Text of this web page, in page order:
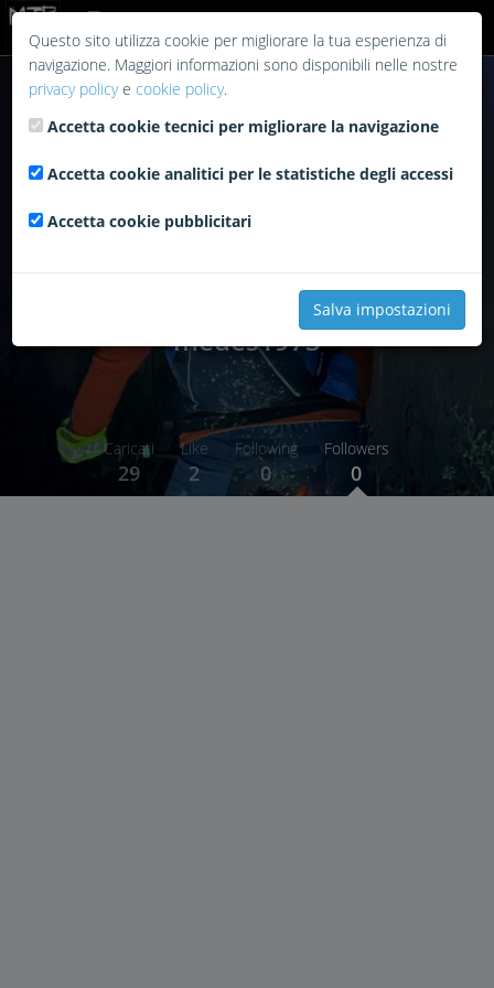
medes1973
Caricati
29
Like
2
Following
0
Followers
0
Questo sito utilizza cookie per migliorare la tua esperienza di
navigazione. Maggiori informazioni sono disponibili nelle nostre
privacy policye cookie policy.
Accetta cookie tecnici per migliorare la navigazione
Accetta cookie analitici per le statistiche degli accessi
Accetta cookie pubblicitari
Salva impostazioni